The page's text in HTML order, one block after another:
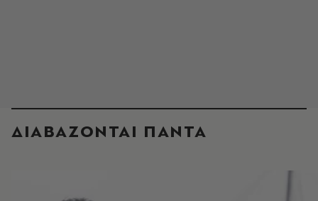
ΔΙΑΒΑΖΟΝΤΑΙ ΠΑΝΤΑ